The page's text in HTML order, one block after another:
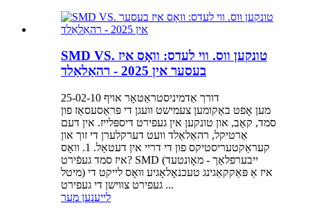
SMD VS. טונקען ווס. ווי לעדס: וואָס איז
בעסער אין 2025 - רהאַלאַלד
דורך אַדמיניסטראַטאָר אויף 25-02-10
מען אָפט באַקומען צעמישט וועגן די פּראַסעסאַז פון
סמד, קאַב, און טונקען אין געפירט דיספּלייז. אין דעם
אַרטיקל, רהאַלאַלד וועט דערקלערן די זוך און
קעראַקטעריסטיקס פון די דריי אין דעטאַל. 1. וואָס
איז סמד געפֿירט? SMD (ייבערפלאַך - מאָונטעד
מיטל) איז אַ פּאַקקאַגינג טעכנאָלאָגיע וואָס לייקט די
געפירט צווישן די געפירט ...
לייענען מער